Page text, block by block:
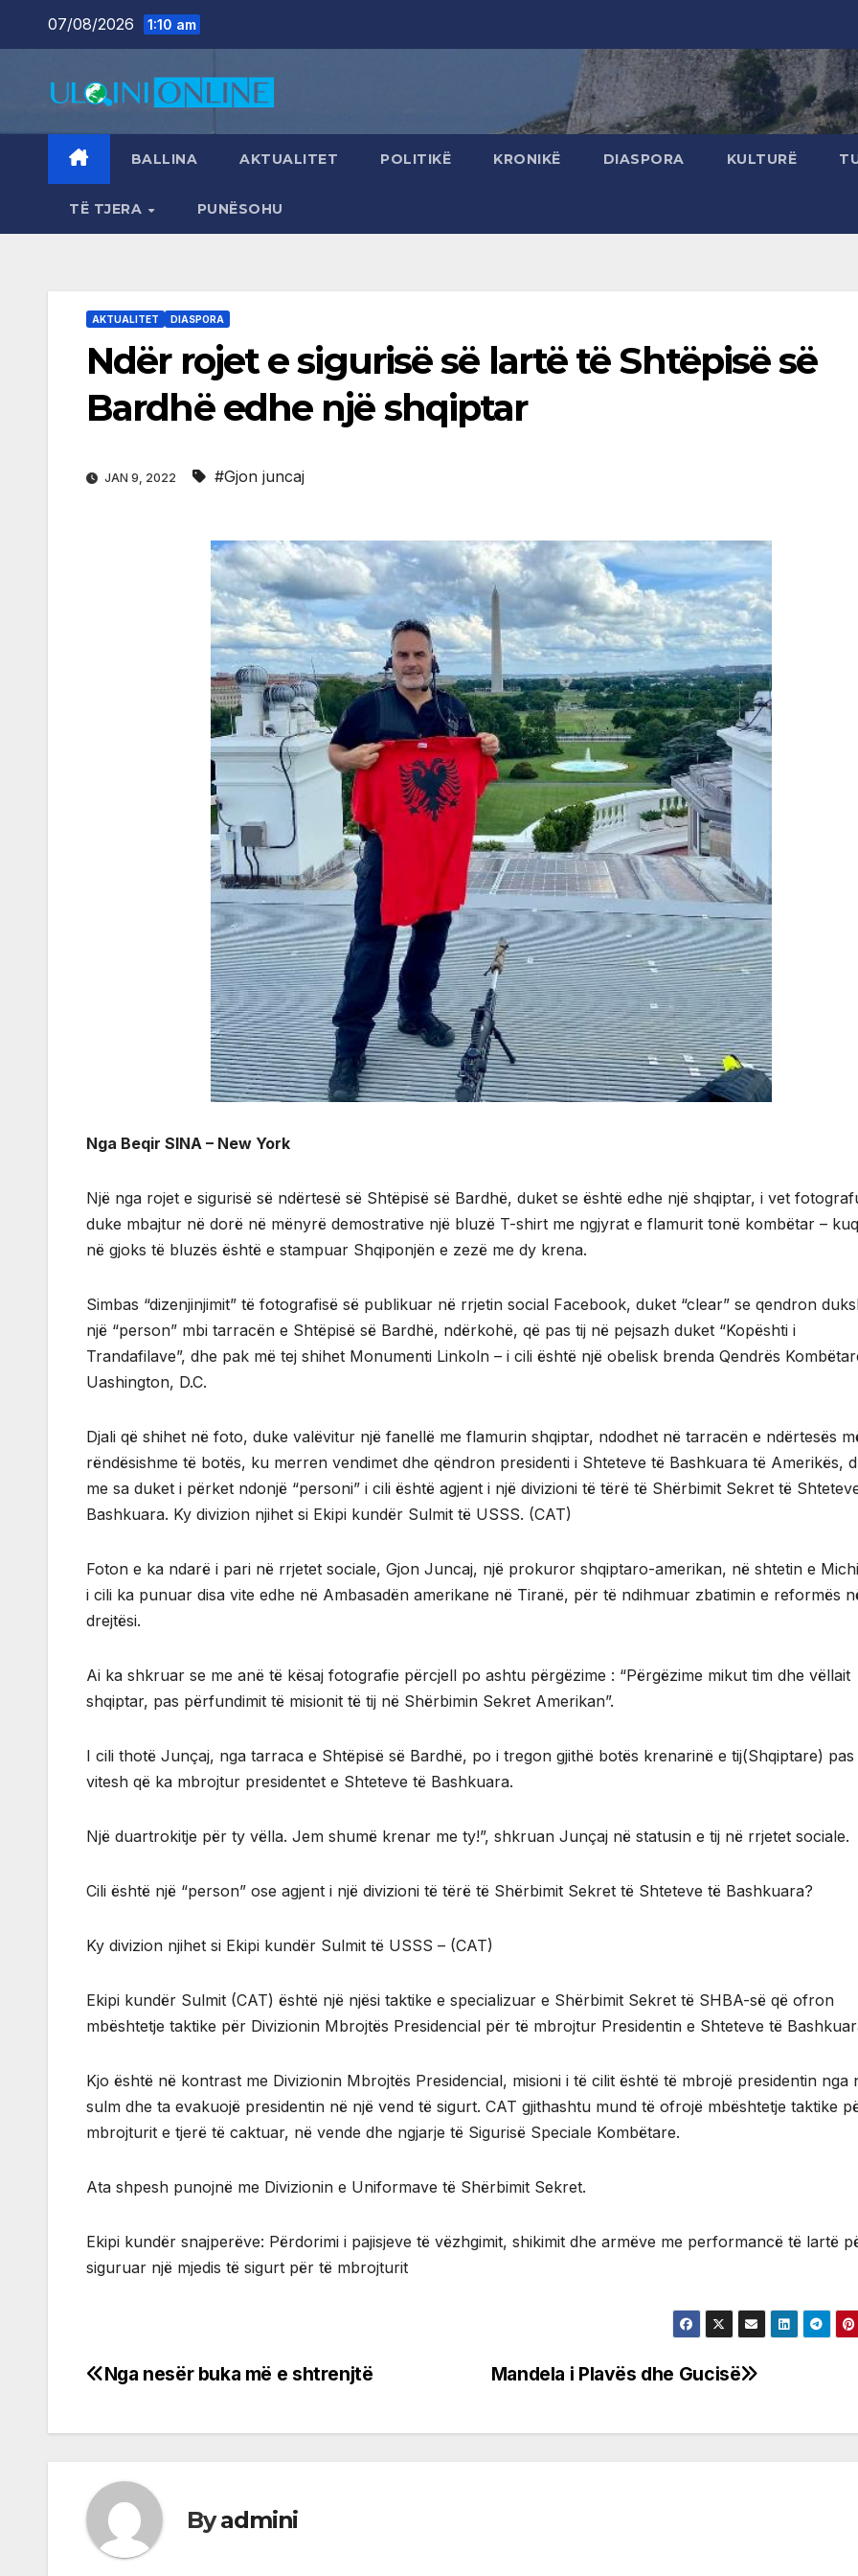
07/08/2026 1:10 am
BALLINA AKTUALITET POLITIKË KRONIKË DIASPORA KULTURË
TË TJERA PUNËSOHU
AKTUALITET DIASPORA
Ndër rojet e sigurisë së lartë të Shtëpisë së
Bardhë edhe një shqiptar
JAN 9, 2022 #Gjon juncaj
Nga Beqir SINA – New York
Një nga rojet e sigurisë së ndërtesë së Shtëpisë së Bardhë, duket se është edhe një shqiptar, i vet
duke mbajtur në dorë në mënyrë demostrative një bluzë T-shirt me ngjyrat e flamurit tonë kombëtar –
në gjoks të bluzës është e stampuar Shqiponjën e zezë me dy krena.
Simbas “dizenjinjimit” të fotografisë së publikuar në rrjetin social Facebook, duket “clear” se qendron
një “person” mbi tarracën e Shtëpisë së Bardhë, ndërkohë, që pas tij në pejsazh duket “Kopështi i
Trandafilave”, dhe pak më tej shihet Monumenti Linkoln – i cili është një obelisk brenda Qendrës
Uashington, D.C.
Djali që shihet në foto, duke valëvitur një fanellë me flamurin shqiptar, ndodhet në tarracën e ndërtesës
rëndësishme të botës, ku merren vendimet dhe qëndron presidenti i Shteteve të Bashkuara të Amerikës,
me sa duket i përket ndonjë “personi” i cili është agjent i një divizioni të tërë të Shërbimit Sekret të
Bashkuara. Ky divizion njihet si Ekipi kundër Sulmit të USSS. (CAT)
Foton e ka ndarë i pari në rrjetet sociale, Gjon Juncaj, një prokuror shqiptaro-amerikan, në shtetin e
i cili ka punuar disa vite edhe në Ambasadën amerikane në Tiranë, për të ndihmuar zbatimin e reformës
drejtësi.
Ai ka shkruar se me anë të kësaj fotografie përcjell po ashtu përgëzime : “Përgëzime mikut tim dhe vëllait
shqiptar, pas përfundimit të misionit të tij në Shërbimin Sekret Amerikan”.
I cili thotë Junçaj, nga tarraca e Shtëpisë së Bardhë, po i tregon gjithë botës krenarinë e tij(Shqiptare) pas
vitesh që ka mbrojtur presidentet e Shteteve të Bashkuara.
Një duartrokitje për ty vëlla. Jem shumë krenar me ty!”, shkruan Junçaj në statusin e tij në rrjetet sociale.
Cili është një “person” ose agjent i një divizioni të tërë të Shërbimit Sekret të Shteteve të Bashkuara?
Ky divizion njihet si Ekipi kundër Sulmit të USSS – (CAT)
Ekipi kundër Sulmit (CAT) është një njësi taktike e specializuar e Shërbimit Sekret të SHBA-së që ofron
mbështetje taktike për Divizionin Mbrojtës Presidencial për të mbrojtur Presidentin e Shteteve të
Kjo është në kontrast me Divizionin Mbrojtës Presidencial, misioni i të cilit është të mbrojë presidentin nga
sulm dhe ta evakuojë presidentin në një vend të sigurt. CAT gjithashtu mund të ofrojë mbështetje taktike
mbrojturit e tjerë të caktuar, në vende dhe ngjarje të Sigurisë Speciale Kombëtare.
Ata shpesh punojnë me Divizionin e Uniformave të Shërbimit Sekret.
Ekipi kundër snajperëve: Përdorimi i pajisjeve të vëzhgimit, shikimit dhe armëve me performancë të lartë
siguruar një mjedis të sigurt për të mbrojturit
Post
Mandela i Plavës dhe Gucisë
Nga nesër buka më e shtrenjtë
Byadmini